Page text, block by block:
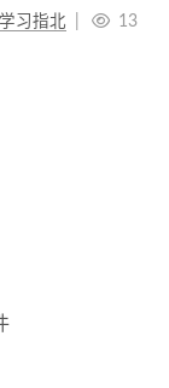
习指北 13